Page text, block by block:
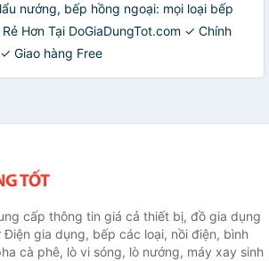
nướng, bếp hồng ngoại: mọi loại bếp
Hơn Tại DoGiaDungTot.com ✓ Chính
Giao hàng Free
cấp thông tin giá cả thiết bị, đồ gia dụng
gia dụng, bếp các loại, nồi điện, bình
cà phê, lò vi sóng, lò nướng, máy xay sinh